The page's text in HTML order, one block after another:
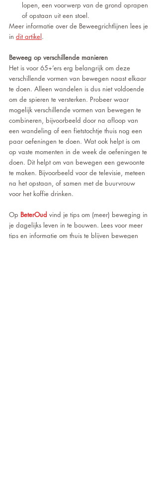
lopen, een voorwerp van de grond oprapen
of opstaan uit een stoel.
Meer informatie over de Beweegrichtlijnen lees je
in dit artikel.
Beweeg op verschillende manieren
Het is voor 65+’ers erg belangrijk om deze
verschillende vormen van bewegen naast elkaar
te doen. Alleen wandelen is dus niet voldoende
om de spieren te versterken. Probeer waar
mogelijk verschillende vormen van bewegen te
combineren, bijvoorbeeld door na afloop van
een wandeling of een fietstochtje thuis nog een
paar oefeningen te doen. Wat ook helpt is om
op vaste momenten in de week de oefeningen te
doen. Dit helpt om van bewegen een gewoonte
te maken. Bijvoorbeeld voor de televisie, meteen
na het opstaan, of samen met de buurvrouw
voor het koffie drinken.
Op BeterOud vind je tips om (meer) beweging in
je dagelijks leven in te bouwen. Lees voor meer
tips en informatie om thuis te blijven bewegen